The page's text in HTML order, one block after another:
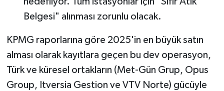
Belgesi" alınması zorunlu olacak.
KPMG raporlarına göre 2025'in en büyük satın
alması olarak kayıtlara geçen bu dev operasyon,
Türk ve küresel ortakların (Met-Gün Grup, Opus
Group, Itversia Gestion ve VTV Norte) gücüyle